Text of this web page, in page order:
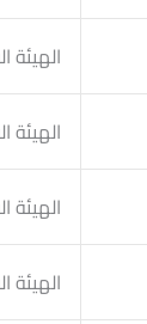
الهيئة
الهيئة
الهيئة
الهيئة